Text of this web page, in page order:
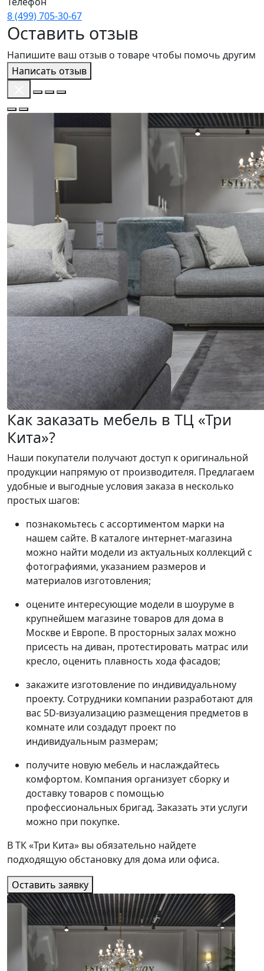
8 (499) 705‑30‑67
Оставить отзыв
Напишите ваш отзыв о товаре чтобы помочь другим
Написать отзыв
Как заказать мебель в ТЦ «Три
Кита»?
Наши покупатели получают доступ к оригинальной
продукции напрямую от производителя. Предлагаем
удобные и выгодные условия заказа в несколько
простых шагов:
познакомьтесь с ассортиментом марки на
нашем сайте. В каталоге интернет-магазина
можно найти модели из актуальных коллекций с
фотографиями, указанием размеров и
материалов изготовления;
оцените интересующие модели в шоуруме в
крупнейшем магазине товаров для дома в
Москве и Европе. В просторных залах можно
присесть на диван, протестировать матрас или
кресло, оценить плавность хода фасадов;
закажите изготовление по индивидуальному
проекту. Сотрудники компании разработают для
вас 5D-визуализацию размещения предметов в
комнате или создадут проект по
индивидуальным размерам;
получите новую мебель и наслаждайтесь
комфортом. Компания организует сборку и
доставку товаров с помощью
профессиональных бригад. Заказать эти услуги
можно при покупке.
В ТК «Три Кита» вы обязательно найдете
подходящую обстановку для дома или офиса.
Оставить заявку